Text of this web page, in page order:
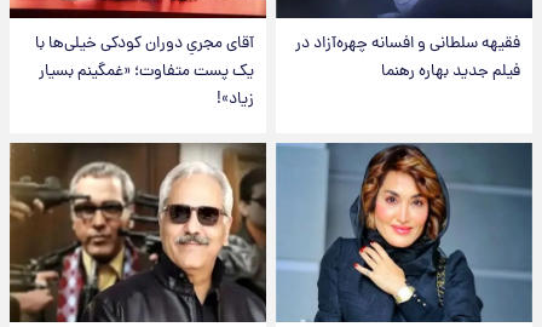
فقیهه سلطانی و افسانه چهره‌آزاد در
فیلم جدید بهاره رهنما
آقای مجریِ دوران کودکی خیلی‌ها با
یک پست متفاوت؛ «غمگینم بسیار
زیاد»!